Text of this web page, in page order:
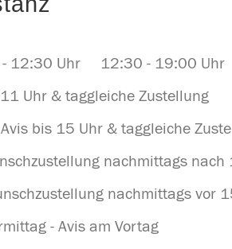
- 12:30 Uhr 12:30 - 19:00
Uhr & taggleiche Zustellung
Avis bis 15 Uhr & taggleiche
nachmittags
nachmittags vor
- Avis am Vortag